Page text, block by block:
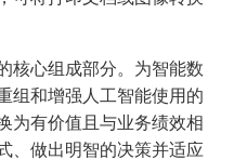
核心组成部分。为智能数
组和增强人工智能使用的
为有价值且与业务绩效相
、做出明智的决策并适应